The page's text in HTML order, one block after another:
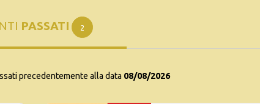
PASSATI 2
precedentemente alla data 08/08/2026